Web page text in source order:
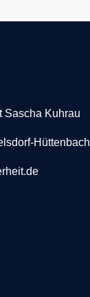
Sascha Kuhrau
Hüttenbach